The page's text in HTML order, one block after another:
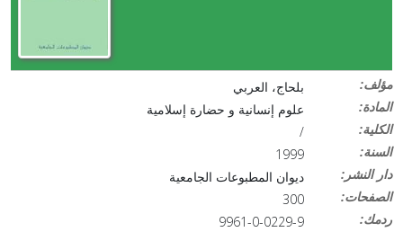
:مؤلف
بلحاج، العربي
:المادة
علوم إنسانية و حضارة إسلامية
:الكلية
/
:السنة
1999
:دار النشر
ديوان المطبوعات الجامعية
:الصفحات
300
:ردمك
9961-0-0229-9